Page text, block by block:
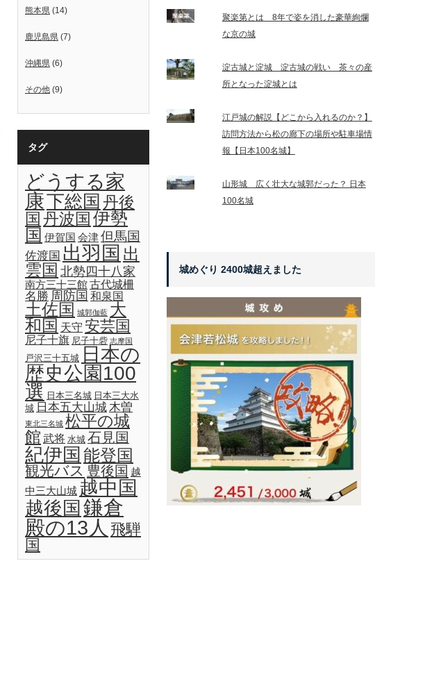
熊本県 (14)
鹿児島県 (7)
沖縄県 (6)
その他 (9)
タグ
どうする家
康下総国 丹後
国 丹波国 伊勢
国 伊賀国 会津但馬国
佐渡国 出羽国 出
雲国 北勢四十八家
南方三十三館古代城柵
名勝 周防国 和泉国
土佐国 城郭伽藍 大
和国 天守 安芸国
尼子十旗 尼子十砦 志摩国
戸沢三十五城 日本の
歴史公園100
選 日本三名城 日本三大水
城 日本五大山城木曽
東北三名城 松平の城
館 武将 水城 石見国
紀伊国 能登国
観光バス 豊後国 越
中三大山城 越中国
越後国 鎌倉
殿の13人 飛騨
国
聚楽第とは 8年で姿を消した豪華絢爛
な京の城
淀古城と淀城 淀古城の戦い 茶々の産
所となった淀城とは
江戸城の解説【どこから入れるのか？】
訪問方法から松の廊下の場所や駐車場情
報【日本100名城】
山形城 広く壮大な城郭だった？ 日本
100名城
城めぐり 2400城超えました